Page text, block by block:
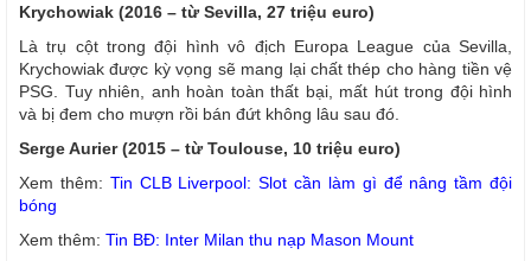
Krychowiak (2016 – từ Sevilla, 27 triệu euro)
Là trụ cột trong đội hình vô địch Europa League của Sevilla,
Krychowiak được kỳ vọng sẽ mang lại chất thép cho hàng tiền vệ
PSG. Tuy nhiên, anh hoàn toàn thất bại, mất hút trong đội hình
và bị đem cho mượn rồi bán đứt không lâu sau đó.
Serge Aurier (2015 – từ Toulouse, 10 triệu euro)
Xem thêm: Tin CLB Liverpool: Slot cần làm gì để nâng tầm đội
bóng
Xem thêm: Tin BĐ: Inter Milan thu nạp Mason Mount